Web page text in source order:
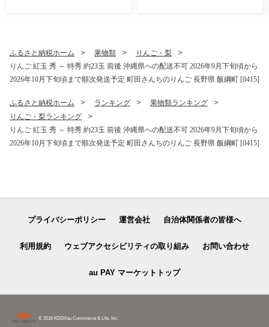
[1202]
ふるさと納税ホーム 果物類
りんご・梨
りんご 紅玉 秀 ～ 特秀 約23玉 前後 沖縄県への配送不可 2026年9月下旬頃から
2026年10月下旬頃まで順次発送予定 町田さんちのりんご 長野県 飯綱町 [0415]
ふるさと納税ホーム ランキング
果物類ランキング
りんご・梨ランキング
りんご 紅玉 秀 ～ 特秀 約23玉 前後 沖縄県への配送不可 2026年9月下旬頃から
2026年10月下旬頃まで順次発送予定 町田さんちのりんご 長野県 飯綱町 [0415]
プライバシーポリシー 運営会社 自治体関係者の皆様へ
利用規約 ウェブアクセシビリティの取り組み お問い合わせ
au PAY マーケットトップ
© 2016 KDDI/au Commerce & Life, Inc.